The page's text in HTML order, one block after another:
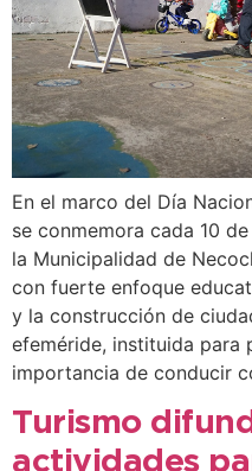
En el marco del Día
se conmemora cada 10
la Municipalidad de
con fuerte enfoque
y la construcción de
efeméride, instituida para
importancia de conducir
Turismo
actividades